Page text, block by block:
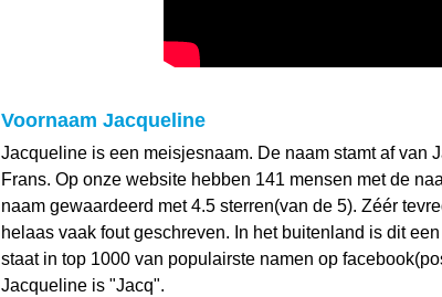
Voornaam Jacqueline
Jacqueline is een meisjesnaam. De naam stamt af van
Frans. Op onze website hebben 141 mensen met de
naam gewaardeerd met 4.5 sterren(van de 5). Zéér
helaas vaak fout geschreven. In het buitenland is dit
staat in top 1000 van populairste namen op
Jacqueline is "Jacq".